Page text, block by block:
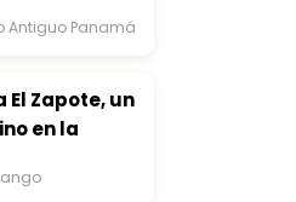
Antiguo Panamá
El Zapote, un
en la
Naturaleza